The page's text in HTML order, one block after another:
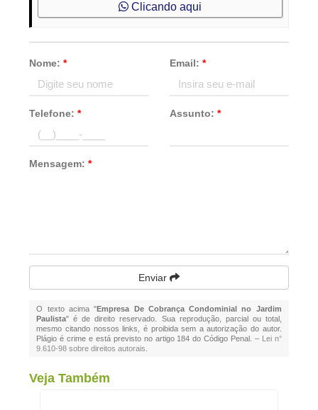
Clicando aqui
Nome:* Email: *
Telefone:* Assunto: *
Mensagem:*
Enviar
O texto acima "Empresa De Cobrança Condominial no Jardim
Paulista" é de direito reservado. Sua reprodução, parcial ou total,
mesmo citando nossos links, é proibida sem a autorização do autor.
Plágio é crime e está previsto no artigo 184 do Código Penal. – Lei n°
9.610-98 sobre direitos autorais
Veja Também